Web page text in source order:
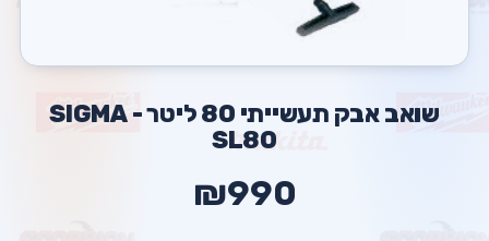
שואב אבק תעשייתי 80 ליטר - SIGMA
SL80
₪990